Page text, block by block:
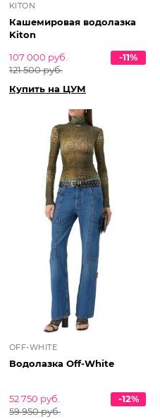
KITON
Кашемировая водолазка
Kiton
107 000 руб.
121 500 руб.
-11%
Купить на ЦУМ
OFF-WHITE
Водолазка Off-White
52 750 руб.
59 950 руб.
-12%